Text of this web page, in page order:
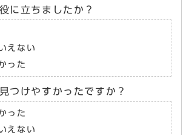
に立ちましたか？
えない
った
つけやすかったですか？
った
えない